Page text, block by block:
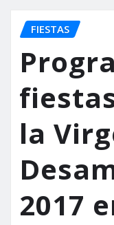
FIESTAS
la
2017